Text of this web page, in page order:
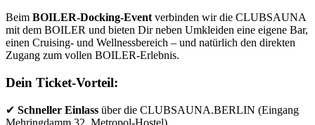
Beim BOILER-Docking-Event verbinden wir die CLUBSAUNA
mit dem BOILER und bieten Dir neben Umkleiden eine eigene Bar,
einen Cruising- und Wellnessbereich – und natürlich den direkten
Zugang zum vollen BOILER-Erlebnis.
Dein Ticket-Vorteil:
✔ Schneller Einlass über die CLUBSAUNA.BERLIN (Eingang